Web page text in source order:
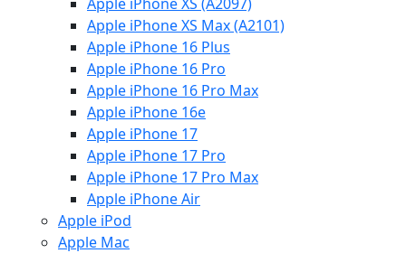
Apple iPhone XS Max (A2101)
Apple iPhone 16 Plus
Apple iPhone 16 Pro
Apple iPhone 16 Pro Max
Apple iPhone 16e
Apple iPhone 17
Apple iPhone 17 Pro
Apple iPhone 17 Pro Max
Apple iPhone Air
Apple iPod
Apple Mac